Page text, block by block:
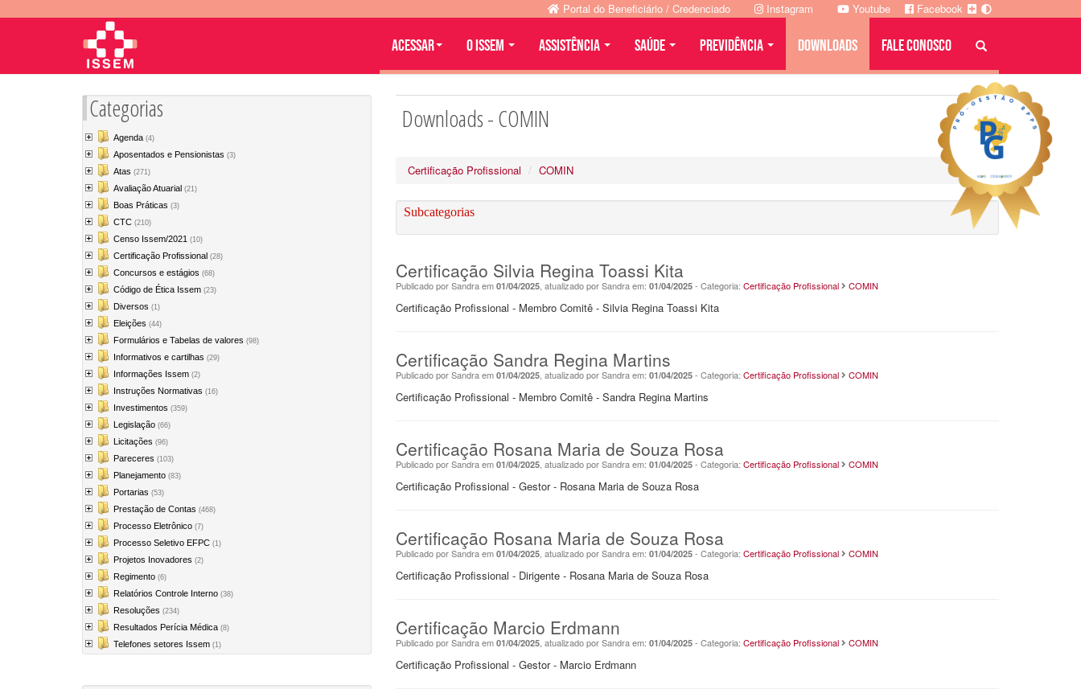
Categorias
Agenda (4)
Aposentados e Pensionistas (3)
Atas (271)
Avaliação Atuarial (21)
Boas Práticas (3)
CTC (210)
Censo Issem/2021 (10)
Certificação Profissional (28)
Concursos e estágios (68)
Código de Ética Issem (23)
Diversos (1)
Eleições (44)
Formulários e Tabelas de valores (98)
Informativos e cartilhas (29)
Informações Issem (2)
Instruções Normativas (16)
Investimentos (359)
Legislação (66)
Licitações (96)
Pareceres (103)
Planejamento (83)
Portarias (53)
Prestação de Contas (468)
Processo Eletrônico (7)
Processo Seletivo EFPC (1)
Projetos Inovadores (2)
Regimento (6)
Relatórios Controle Interno (38)
Resoluções (234)
Resultados Perícia Médica (8)
Telefones setores Issem (1)
Downloads - COMIN
Certificação Profissional COMIN
Subcategorias
Certificação Silvia Regina Toassi Kita
Publicado por Sandra em 01/04/2025 , atualizado por Sandra em: 01/04/2025 - Categoria: Certificação Profissional COMIN
Certificação Profissional - Membro Comitê - Silvia Regina Toassi Kita
Certificação Sandra Regina Martins
Publicado por Sandra em 01/04/2025 , atualizado por Sandra em: 01/04/2025 - Categoria: Certificação Profissional COMIN
Certificação Profissional - Membro Comitê - Sandra Regina Martins
Certificação Rosana Maria de Souza Rosa
Publicado por Sandra em 01/04/2025 , atualizado por Sandra em: 01/04/2025 - Categoria: Certificação Profissional COMIN
Certificação Profissional - Gestor - Rosana Maria de Souza Rosa
Certificação Rosana Maria de Souza Rosa
Publicado por Sandra em 01/04/2025 , atualizado por Sandra em: 01/04/2025 - Categoria: Certificação Profissional COMIN
Certificação Profissional - Dirigente - Rosana Maria de Souza Rosa
Certificação Marcio Erdmann
Publicado por Sandra em 01/04/2025 , atualizado por Sandra em: 01/04/2025 - Categoria: Certificação Profissional COMIN
Certificação Profissional - Gestor - Marcio Erdmann
Portal do Beneficiário / Credenciado Instagram Youtube Facebook
Acessar O ISSEM ASSISTÊNCIA SAÚDE PREVIDÊNCIA DOWNLOADS FALE CONOSCO